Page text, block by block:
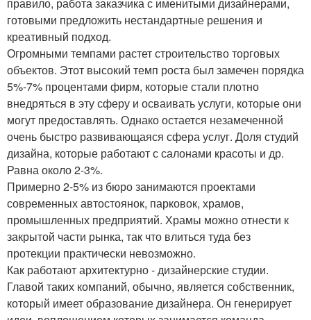
готовыми предложить нестандартные решения и
креативный подход.
Огромными темпами растет строительство торговых
объектов. Этот высокий темп роста был замечен порядка
5%-7% процентами фирм, которые стали плотно
внедряться в эту сферу и осваивать услуги, которые они
могут предоставлять. Однако остается незамеченной
очень быстро развивающаяся сфера услуг. Доля студий
дизайна, которые работают с салонами красоты и др.
Равна около 2-3%.
Примерно 2-5% из бюро занимаются проектами
современных автостоянок, парковок, храмов,
промышленных предприятий. Храмы можно отнести к
закрытой части рынка, так что влиться туда без
протекции практически невозможно.
Как работают архитектурно - дизайнерские студии.
Главой таких компаний, обычно, является собственник,
который имеет образование дизайнера. Он генерирует